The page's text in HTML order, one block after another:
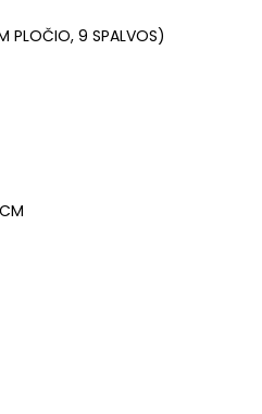
PLOČIO, 9 SPALVOS)